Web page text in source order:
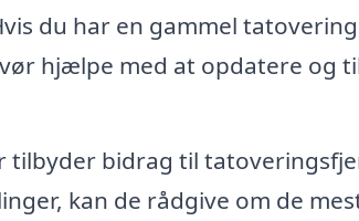
du har en gammel
hjælpe med at opdatere og
tilbyder bidrag til
kan de rådgive om de